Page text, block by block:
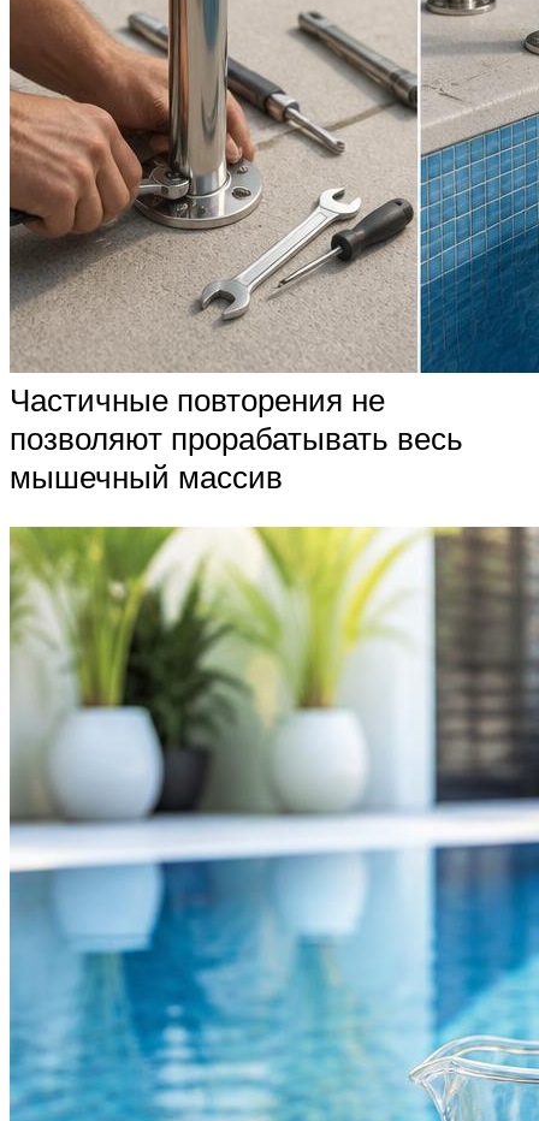
Частичные повторения не
позволяют прорабатывать весь
мышечный массив